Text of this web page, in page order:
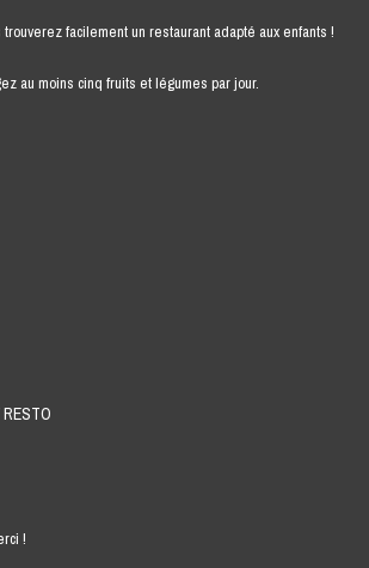
facilement un restaurant adapté aux enfants !
au moins cinq fruits et légumes par jour.
!